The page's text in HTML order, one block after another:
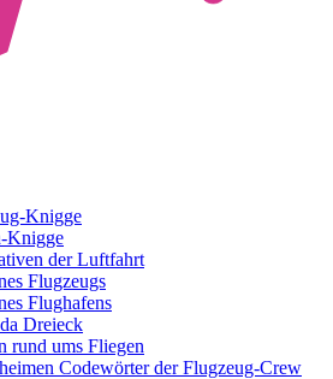
Knigge
Knigge
der Luftfahrt
Flugzeugs
Flughafens
Dreieck
rund ums Fliegen
Codewörter der Flugzeug-Crew